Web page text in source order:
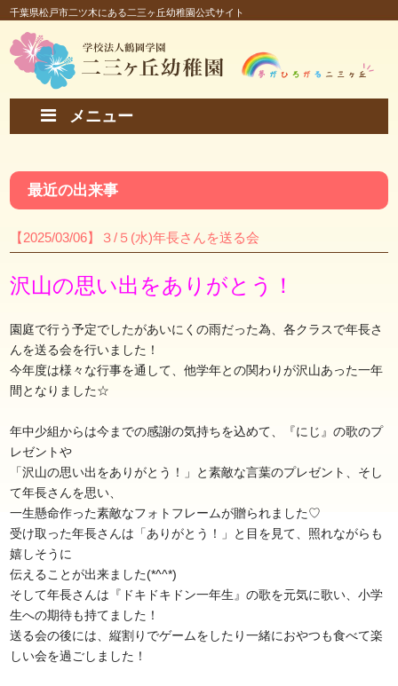
千葉県松戸市二ツ木にある二三ヶ丘幼稚園公式サイト
メニュー
最近の出来事
【2025/03/06】３/５(水)年長さんを送る会
沢山の思い出をありがとう！
園庭で行う予定でしたがあいにくの雨だった為、各クラスで年長さ
んを送る会を行いました！
今年度は様々な行事を通して、他学年との関わりが沢山あった一年
間となりました☆
年中少組からは今までの感謝の気持ちを込めて、『にじ』の歌のプ
レゼントや
「沢山の思い出をありがとう！」と素敵な言葉のプレゼント、そし
て年長さんを思い、
一生懸命作った素敵なフォトフレームが贈られました♡
受け取った年長さんは「ありがとう！」と目を見て、照れながらも
嬉しそうに
伝えることが出来ました(*^^*)
そして年長さんは『ドキドキドン一年生』の歌を元気に歌い、小学
生への期待も持てました！
送る会の後には、縦割りでゲームをしたり一緒におやつも食べて楽
しい会を過ごしました！